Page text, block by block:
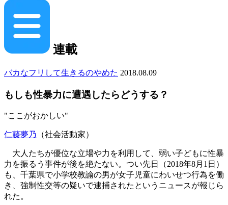
連載
バカなフリして生きるのやめた 2018.08.09
もしも性暴力に遭遇したらどうする？
"ここがおかしい"
仁藤夢乃 （社会活動家）
大人たちが優位な立場や力を利用して、弱い子どもに性暴
力を振るう事件が後を絶たない。つい先日（2018年8月1日）
も、千葉県で小学校教諭の男が女子児童にわいせつ行為を働
き、強制性交等の疑いで逮捕されたというニュースが報じら
れた。